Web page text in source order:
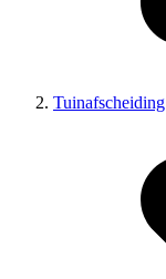
Tuinafscheiding